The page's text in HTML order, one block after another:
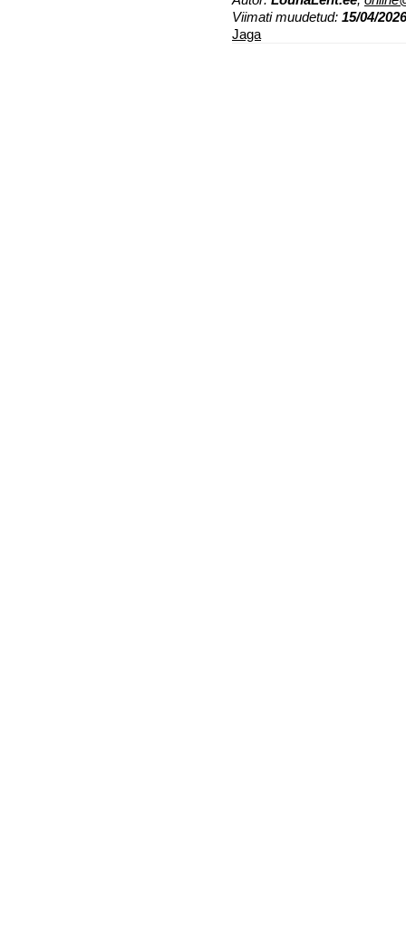
Viimati muudetud: 15/04/
Jaga